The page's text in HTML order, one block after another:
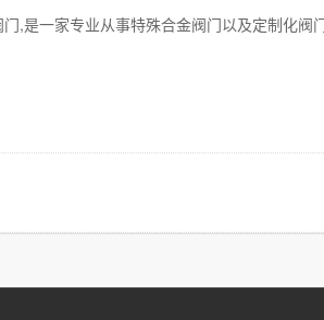
门,是一家专业从事特殊合金阀门以及定制化阀